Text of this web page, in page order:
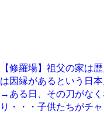
【修羅場】祖父の家は
は因縁があるという日
→ある日、その刀がな
り・・・子供たちがチ